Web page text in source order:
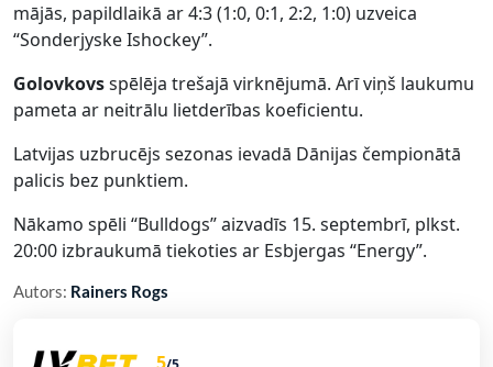
mājās, papildlaikā ar 4:3 (1:0, 0:1, 2:2, 1:0) uzveica
“Sonderjyske Ishockey”.
Golovkovsspēlēja trešajā virknējumā. Arī viņš laukumu
pameta ar neitrālu lietderības koeficientu.
Latvijas uzbrucējs sezonas ievadā Dānijas čempionātā
palicis bez punktiem.
Nākamo spēli “Bulldogs” aizvadīs 15. septembrī, plkst.
20:00 izbraukumā tiekoties ar Esbjergas “Energy”.
Autors: Rainers Rogs